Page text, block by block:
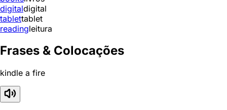
digitaldigital
tablettablet
readingleitura
Frases & Colocações
kindle a fire